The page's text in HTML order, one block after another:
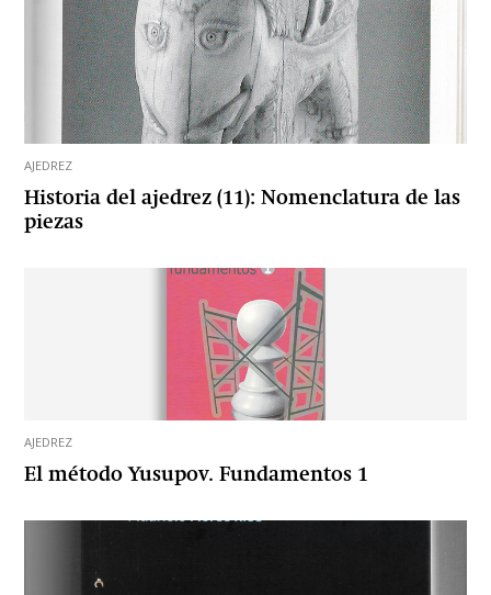
AJEDREZ
Historia del ajedrez (11): Nomenclatura de las
piezas
AJEDREZ
El método Yusupov. Fundamentos 1